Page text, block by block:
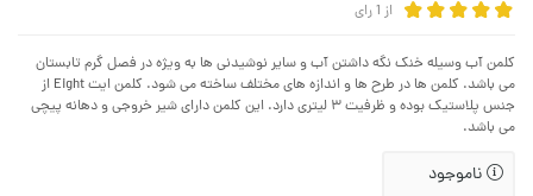
از 1رای
کلمن آب وسیله خنک نگه داشتن آب و سایر نوشیدنی ها به ویژه در فصل گرم تابستان
می باشد. کلمن ها در طرح ها و اندازه های مختلف ساخته می شود. کلمن ایت Eight از
جنس پلاستیک بوده و ظرفیت ۳ لیتری دارد. این کلمن دارای شیر خروجی و دهانه پیچی
می باشد.
ناموجود